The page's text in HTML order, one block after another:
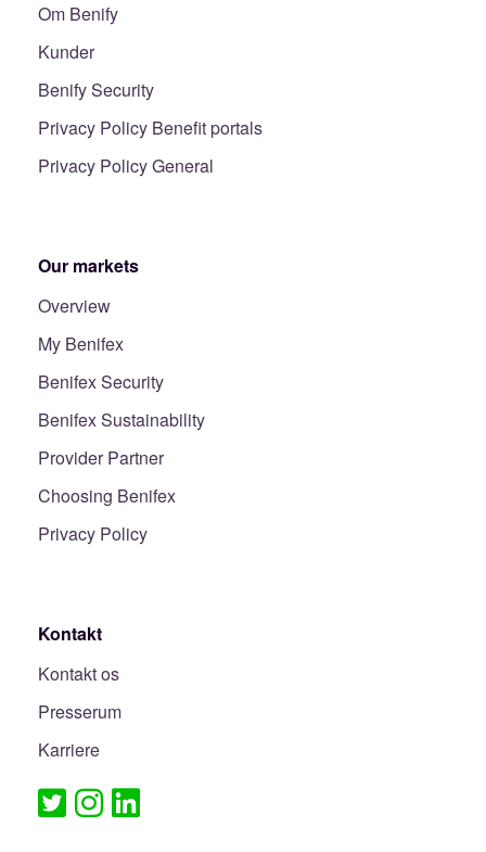
Om Benify
Kunder
Benify Security
Privacy Policy Benefit portals
Privacy Policy General
Our markets
Overview
My Benifex
Benifex Security
Benifex Sustainability
Provider Partner
Choosing Benifex
Privacy Policy
Kontakt
Kontakt os
Presserum
Karriere